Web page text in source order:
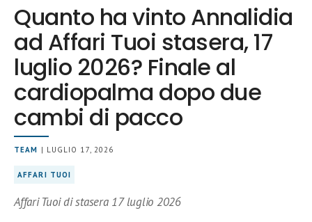
Quanto ha vinto Annalidia
ad Affari Tuoi stasera, 17
luglio 2026? Finale al
cardiopalma dopo due
cambi di pacco
TEAM | LUGLIO 17, 2026
AFFARI TUOI
Affari Tuoi di stasera 17 luglio 2026